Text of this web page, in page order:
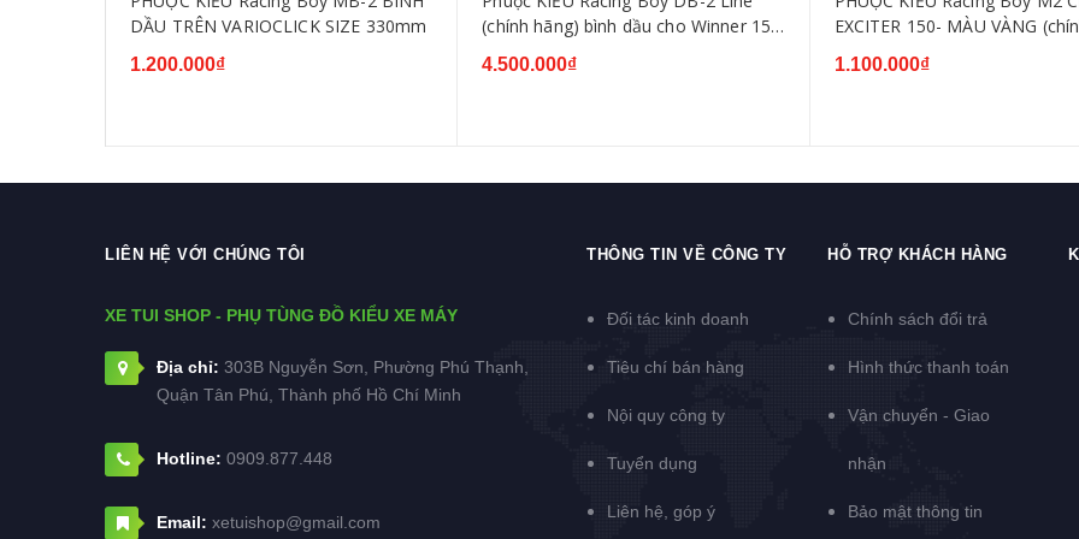
DẦU TRÊN VARIOCLICK SIZE 330mm
1.200.000₫
(chính hãng) bình dầu cho Winner 150
V1 - MÀU TÍM Mẫu Mới
4.500.000₫
EXCITER 150- MÀU VÀNG
hãng)
1.100.000₫
LIÊN HỆ VỚI CHÚNG TÔI
XE TUI SHOP - PHỤ TÙNG ĐỒ KIỂU XE MÁY
Địa chỉ: 303B Nguyễn Sơn, Phường Phú Thạnh,
Quận Tân Phú, Thành phố Hồ Chí Minh
Hotline: 0909.877.448
Email: xetuishop@gmail.com
THÔNG TIN VỀ CÔNG TY
Đối tác kinh doanh
Tiêu chí bán hàng
Nội quy công ty
Tuyển dụng
Liên hệ, góp ý
HỖ TRỢ KHÁCH HÀNG
Chính sách đổi trả
Hình thức thanh toán
Vận chuyển - Giao
nhận
Bảo mật thông tin